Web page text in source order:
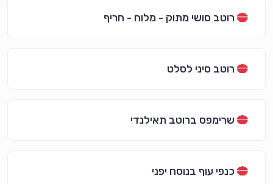
רוטב סושי מתוק - מלוח - חריף
רוטב סיני לסלט
שרימפס ברוטב תאילנדי
כנפי עוף בנוסח יפני